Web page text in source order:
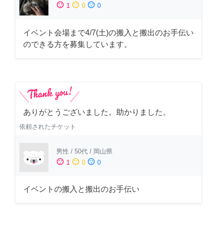
sentiment_satisfied 1 sentiment_neutral 0 sentiment_dissatisfied 0
イベント会場まで4/7(土)の搬入と搬出のお手伝い
のできる方を募集しています。
ありがとうございました。助かりました。
依頼されたチケット
男性 / 50代 / 岡山県
sentiment_satisfied 1 sentiment_neutral 0 sentiment_dissatisfied 0
イベントの搬入と搬出のお手伝い